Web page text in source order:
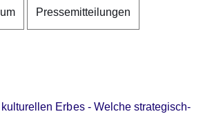
Pressemitteilungen
Erbes - Welche strategisch-